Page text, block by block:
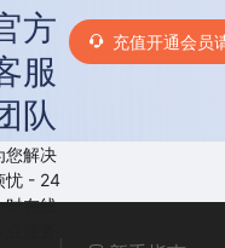
方
服
队
您解决
忧 - 24
时在线
充值开通会员